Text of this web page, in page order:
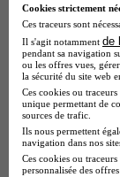
BTS
BTS Mco en
BTS Pi en
BTS Sp3s en
Master CCA
BTS Ndrc en
BTS Sam en
Cap Fleuriste
BTS Sio en
MSc
BTS Gpme
Cookies strictement
Ces traceurs sont
Il s'agit notamment de
pendant sa navigation
ou les offres vues,
la sécurité du site web
Ces cookies ou
unique permettant de
sources de trafic.
Ils nous permettent
navigation dans nos
Ces cookies ou
personnalisée des